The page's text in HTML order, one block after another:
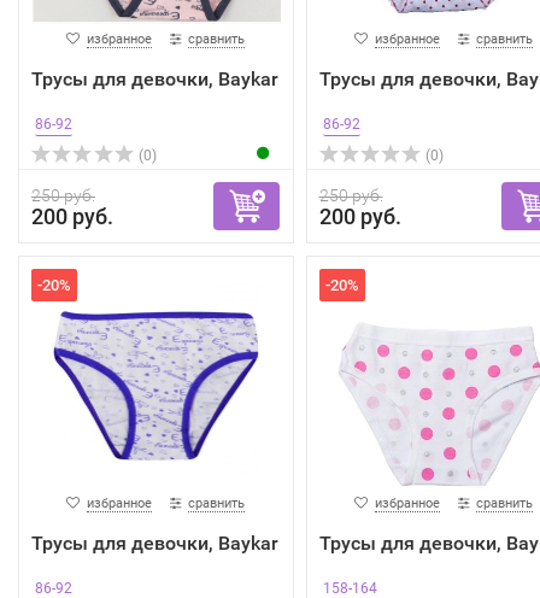
избранное сравнить
Трусы для девочки, Baykar
86-92
(0)
250 руб.
200 руб.
избранное сравнить
Трусы для девочки,
86-92
(0)
250 руб.
200 руб.
-20%
избранное сравнить
Трусы для девочки, Baykar
86-92
-20%
избранное сравнить
Трусы для девочки,
158-164